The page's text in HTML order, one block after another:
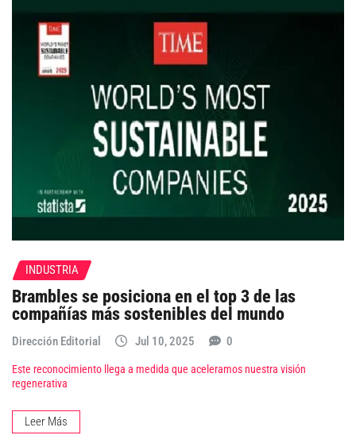
INDUSTRIA
Brambles se posiciona en el top 3 de las
compañías más sostenibles del mundo
Dirección Editorial Jul 10, 2025 0
Este reconocimiento llega a medida que aceleramos nuestra visión
regenerativa
Leer Más